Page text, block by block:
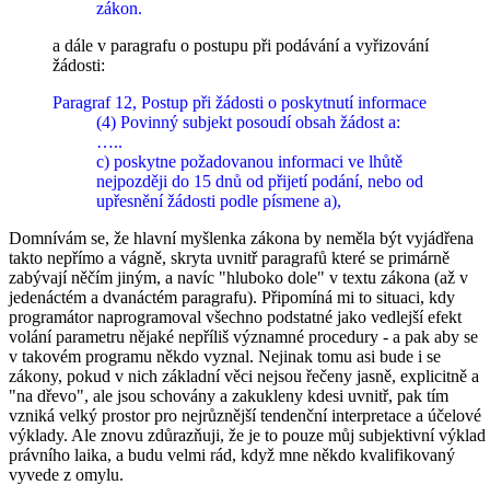
zákon.
a dále v paragrafu o postupu při podávání a vyřizování
žádosti:
Paragraf 12, Postup při žádosti o poskytnutí informace
(4) Povinný subjekt posoudí obsah žádost a:
…..
c) poskytne požadovanou informaci ve lhůtě
nejpozději do 15 dnů od přijetí podání, nebo od
upřesnění žádosti podle písmene a),
Domnívám se, že hlavní myšlenka zákona by neměla být vyjádřena
takto nepřímo a vágně, skryta uvnitř paragrafů které se primárně
zabývají něčím jiným, a navíc "hluboko dole" v textu zákona (až v
jedenáctém a dvanáctém paragrafu). Připomíná mi to situaci, kdy
programátor naprogramoval všechno podstatné jako vedlejší efekt
volání parametru nějaké nepříliš významné procedury - a pak aby se
v takovém programu někdo vyznal. Nejinak tomu asi bude i se
zákony, pokud v nich základní věci nejsou řečeny jasně, explicitně a
"na dřevo", ale jsou schovány a zakukleny kdesi uvnitř, pak tím
vzniká velký prostor pro nejrůznější tendenční interpretace a účelové
výklady. Ale znovu zdůrazňuji, že je to pouze můj subjektivní výklad
právního laika, a budu velmi rád, když mne někdo kvalifikovaný
vyvede z omylu.